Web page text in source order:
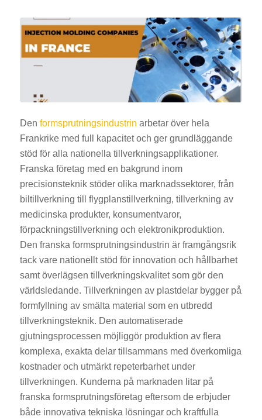
Den formsprutningsindustrin arbetar över hela
Frankrike med full kapacitet och ger grundläggande
stöd för alla nationella tillverkningsapplikationer.
Franska företag med en bakgrund inom
precisionsteknik stöder olika marknadssektorer, från
biltillverkning till flygplanstillverkning, tillverkning av
medicinska produkter, konsumentvaror,
förpackningstillverkning och elektronikproduktion.
Den franska formsprutningsindustrin är framgångsrik
tack vare nationellt stöd för innovation och hållbarhet
samt överlägsen tillverkningskvalitet som gör den
världsledande. Tillverkningen av plastdelar bygger på
formfyllning av smälta material som en utbredd
tillverkningsteknik. Den automatiserade
gjutningsprocessen möjliggör produktion av flera
komplexa, exakta delar tillsammans med överkomliga
kostnader och utmärkt repeterbarhet under
tillverkningen. Kunderna på marknaden litar på
franska formsprutningsföretag eftersom de erbjuder
både innovativa tekniska lösningar och kraftfulla